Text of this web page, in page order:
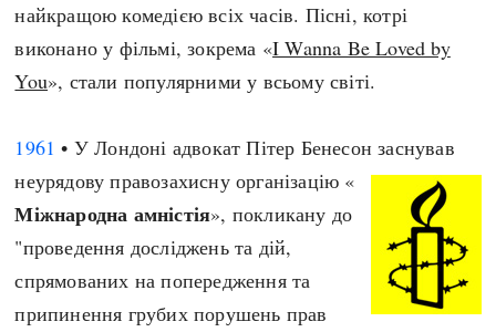
найкращою комедією всіх часів. Пісні, котрі
виконано у фільмі, зокрема «I Wanna Be Loved by
You», стали популярними у всьому світі.
1961 • У Лондоні адвокат Пітер Бенесон заснував
неурядову правозахисну організацію «
Міжнародна амністія», покликану до
"проведення досліджень та дій,
спрямованих на попередження та
припинення грубих порушень прав